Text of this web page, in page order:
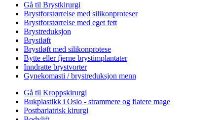
Gå til Brystkirurgi
Brystforstørrelse med silikonproteser
Brystforstørrelse med eget fett
Brystreduksjon
Brystløft
Brystløft med silikonprotese
Bytte eller fjerne brystimplantater
Inndratte brystvorter
Gynekomasti / brystreduksjon menn
Gå til Kroppskirurgi
Bukplastikk i Oslo - strammere og flatere mage
Postbariatrisk kirurgi